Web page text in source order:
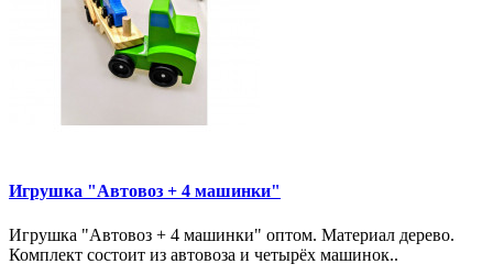
Игрушка "Автовоз + 4 машинки"
Игрушка "Автовоз + 4 машинки" оптом. Материал дерево.
Комплект состоит из автовоза и четырёх машинок..